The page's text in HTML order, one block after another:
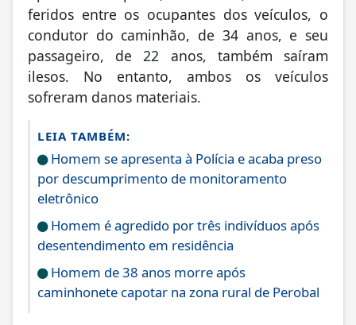
feridos entre os ocupantes dos veículos, o
condutor do caminhão, de 34 anos, e seu
passageiro, de 22 anos, também saíram
ilesos. No entanto, ambos os veículos
sofreram danos materiais.
LEIA TAMBÉM:
Homem se apresenta à Polícia e acaba preso
por descumprimento de monitoramento
eletrônico
Homem é agredido por três indivíduos após
desentendimento em residência
Homem de 38 anos morre após
caminhonete capotar na zona rural de Perobal